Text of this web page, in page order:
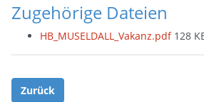
Zugehörige Dateien
HB_MUSELDALL_Vakanz.pdf 128
Zurück